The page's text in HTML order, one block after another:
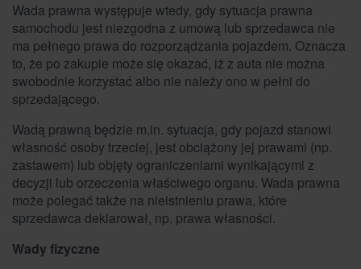
Wada prawna występuje wtedy, gdy sytuacja prawna
samochodu jest niezgodna z umową lub sprzedawca nie
ma pełnego prawa do rozporządzania pojazdem. Oznacza
to, że po zakupie może się okazać, iż z auta nie można
swobodnie korzystać albo nie należy ono w pełni do
sprzedającego.
Wadą prawną będzie m.in. sytuacja, gdy pojazd stanowi
własność osoby trzeciej, jest obciążony jej prawami (np.
zastawem) lub objęty ograniczeniami wynikającymi z
decyzji lub orzeczenia właściwego organu. Wada prawna
może polegać także na nieistnieniu prawa, które
sprzedawca deklarował, np. prawa własności.
Wady fizyczne